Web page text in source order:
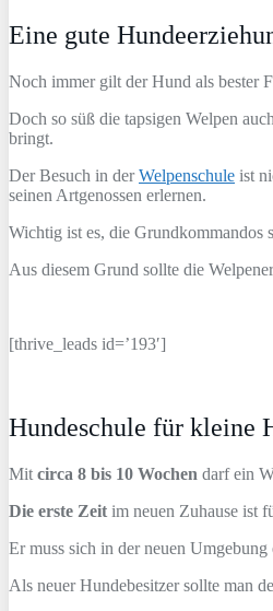
Eine gute
Noch immer gilt der Hund als bester
Doch so süß die tapsigen Welpen
bringt.
Der Besuch in derWelpenschule ist
seinen Artgenossen erlernen.
Wichtig ist es, die Grundkommandos
Aus diesem Grund sollte die
[thrive_leads id=’193′]
Hundeschule für kleine
Mit circa 8 bis 10 Wochen darf ein
Die erste Zeit im neuen Zuhause ist
Er muss sich in der neuen
Als neuer Hundebesitzer sollte man